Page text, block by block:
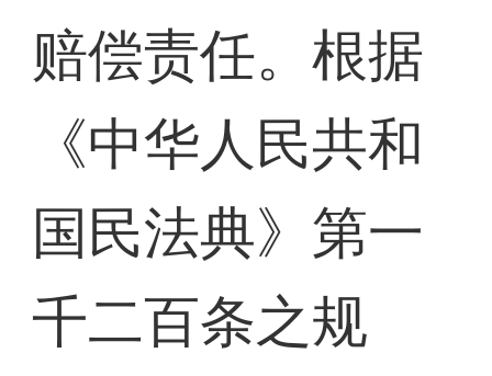
赔偿责任。根据
《中华人民共和
国民法典》第一
千二百条之规